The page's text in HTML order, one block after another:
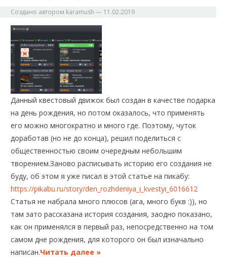
Создано автором karamush — 11.02.2019
Данный квестовый движок был создан в качестве подарка
на день рождения, но потом оказалось, что применять
его можно многократно и много где. Поэтому, чуток
доработав (но не до конца), решил поделиться с
общественностью своим очередным небольшим
творением.Заново расписывать историю его создания не
буду, об этом я уже писал в этой статье на пикабу:
https://pikabu.ru/story/den_rozhdeniya_i_kvestyi_6016612
Статья не набрала много плюсов (ага, много букв :)), но
там зато рассказана история создания, заодно показано,
как он применялся в первый раз, непосредственно на том
самом дне рождения, для которого он был изначально
написан.Читать далее »